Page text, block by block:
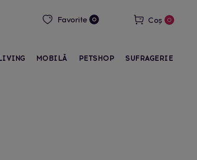
Favorite 0 Coș 0
MOBILĂ PETSHOP SUFRAGERIE